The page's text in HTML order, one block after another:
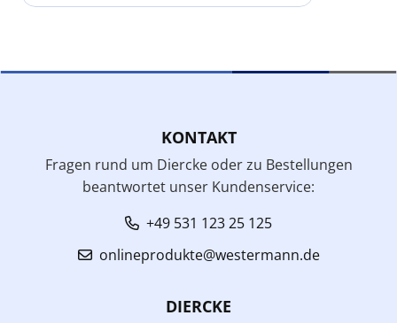
KONTAKT
Fragen rund um Diercke oder zu Bestellungen
beantwortet unser Kundenservice:
+49 531 123 25 125
onlineprodukte@westermann.de
DIERCKE